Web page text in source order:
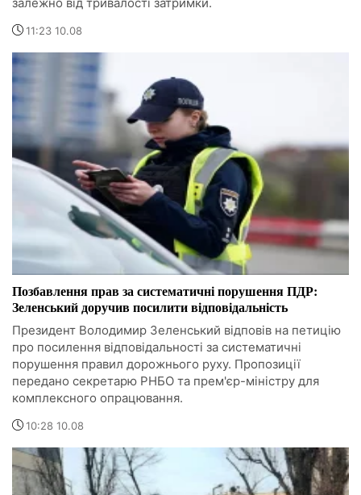
11:23 10.08
Позбавлення прав за систематичні порушення ПДР:
Зеленський доручив посилити відповідальність
Президент Володимир Зеленський відповів на петицію
про посилення відповідальності за систематичні
порушення правил дорожнього руху. Пропозиції
передано секретарю РНБО та прем'єр-міністру для
комплексного опрацювання.
10:28 10.08